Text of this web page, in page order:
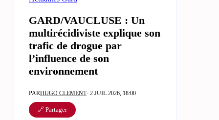
GARD/VAUCLUSE : Un
multirécidiviste explique son
trafic de drogue par
l’influence de son
environnement
PARHUGO CLEMENT- 2 JUIL 2026, 18:00
🔗 Partager